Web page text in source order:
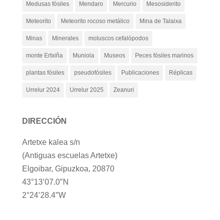
Medusas fósiles Mendaro Mercurio Mesosiderito
Meteorito Meteorito rocoso metálico Mina de Talaixa
Minas Minerales moluscos cefalópodos
monte Ertxiña Muniola Museos Peces fósiles marinos
plantas fósiles pseudofósiles Publicaciones Réplicas
Urrelur 2024 Urrelur 2025 Zeanuri
DIRECCIÓN
Artetxe kalea s/n
(Antiguas escuelas Artetxe)
Elgoibar, Gipuzkoa, 20870
43°13’07.0″N
2°24’28.4″W